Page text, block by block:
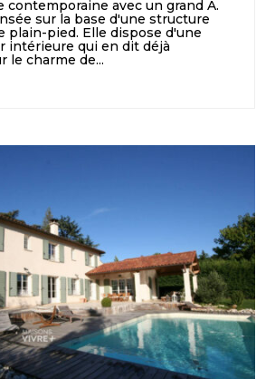
contemporaine avec un grand A.
sur la base d'une structure
plain-pied. Elle dispose d'une
intérieure qui en dit déjà
le charme de...